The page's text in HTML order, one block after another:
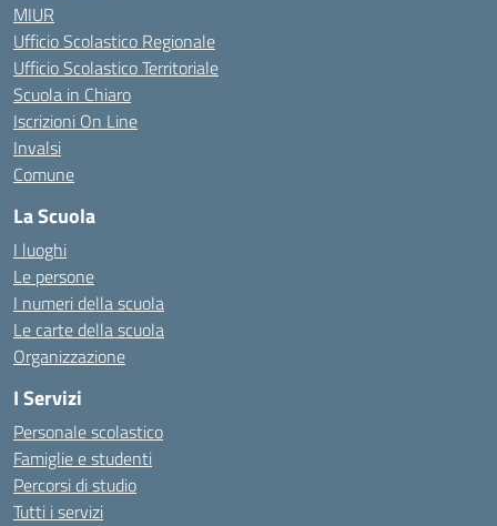
MIUR
Ufficio Scolastico Regionale
Ufficio Scolastico Territoriale
Scuola in Chiaro
Iscrizioni On Line
Invalsi
Comune
La Scuola
I luoghi
Le persone
I numeri della scuola
Le carte della scuola
Organizzazione
I Servizi
Personale scolastico
Famiglie e studenti
Percorsi di studio
Tutti i servizi